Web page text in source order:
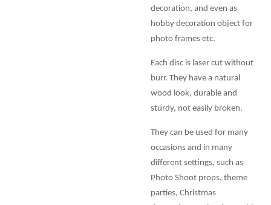
decoration, and even as
hobby decoration object for
photo frames etc.
Each disc is laser cut without
burr. They have a natural
wood look, durable and
sturdy, not easily broken.
They can be used for many
occasions and in many
different settings, such as
Photo Shoot props, theme
parties, Christmas